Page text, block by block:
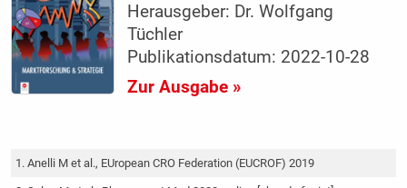
Herausgeber: Dr. Wolfgang
Tüchler
Publikationsdatum: 2022-10-28
Zur Ausgabe »
Anelli M et al., EUropean CRO Federation (EUCROF) 2019